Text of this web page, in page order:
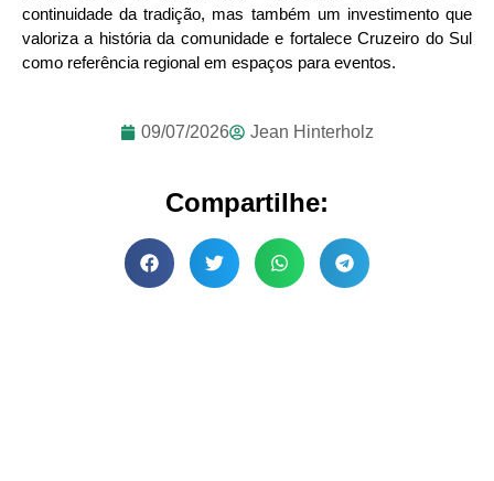
continuidade da tradição, mas também um investimento que
valoriza a história da comunidade e fortalece Cruzeiro do Sul
como referência regional em espaços para eventos.
09/07/2026 Jean Hinterholz
Compartilhe: